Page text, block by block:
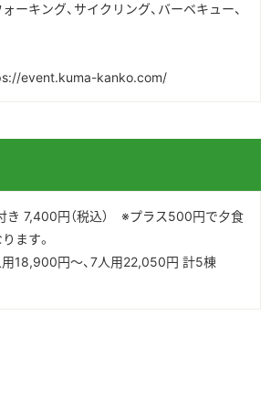
ーキング、サイクリング、バーベキュー、
event.kuma-kanko.com/
き 7,400円（税込） ※プラス500円で夕食
ます。
18,900円～、7人用22,050円 計5棟